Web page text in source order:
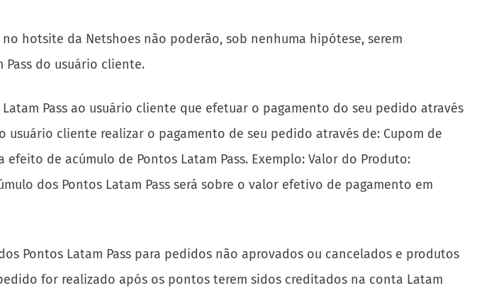
hotsite da Netshoes não poderão, sob nenhuma hipótese, serem
do usuário cliente.
Pass ao usuário cliente que efetuar o pagamento do seu pedido através
cliente realizar o pagamento de seu pedido através de: Cupom de
de acúmulo de Pontos Latam Pass. Exemplo: Valor do Produto:
dos Pontos Latam Pass será sobre o valor efetivo de pagamento em
Pontos Latam Pass para pedidos não aprovados ou cancelados e produtos
for realizado após os pontos terem sidos creditados na conta Latam